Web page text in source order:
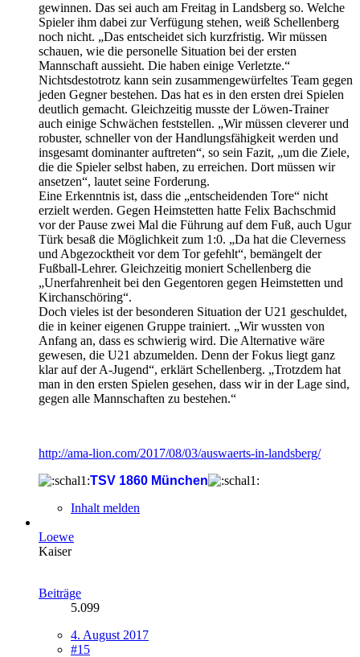
gewinnen. Das sei auch am Freitag in Landsberg so. Welche
Spieler ihm dabei zur Verfügung stehen, weiß Schellenberg
noch nicht. „Das entscheidet sich kurzfristig. Wir müssen
schauen, wie die personelle Situation bei der ersten
Mannschaft aussieht. Die haben einige Verletzte.“
Nichtsdestotrotz kann sein zusammengewürfeltes Team gegen
jeden Gegner bestehen. Das hat es in den ersten drei Spielen
deutlich gemacht. Gleichzeitig musste der Löwen-Trainer
auch einige Schwächen feststellen. „Wir müssen cleverer und
robuster, schneller von der Handlungsfähigkeit werden und
insgesamt dominanter auftreten“, so sein Fazit, „um die Ziele,
die die Spieler selbst haben, zu erreichen. Dort müssen wir
ansetzen“, lautet seine Forderung.
Eine Erkenntnis ist, dass die „entscheidenden Tore“ nicht
erzielt werden. Gegen Heimstetten hatte Felix Bachschmid
vor der Pause zwei Mal die Führung auf dem Fuß, auch Ugur
Türk besaß die Möglichkeit zum 1:0. „Da hat die Cleverness
und Abgezocktheit vor dem Tor gefehlt“, bemängelt der
Fußball-Lehrer. Gleichzeitig moniert Schellenberg die
„Unerfahrenheit bei den Gegentoren gegen Heimstetten und
Kirchanschöring“.
Doch vieles ist der besonderen Situation der U21 geschuldet,
die in keiner eigenen Gruppe trainiert. „Wir wussten von
Anfang an, dass es schwierig wird. Die Alternative wäre
gewesen, die U21 abzumelden. Denn der Fokus liegt ganz
klar auf der A-Jugend“, erklärt Schellenberg. „Trotzdem hat
man in den ersten Spielen gesehen, dass wir in der Lage sind,
gegen alle Mannschaften zu bestehen.“
http://ama-lion.com/2017/08/03/auswaerts-in-landsberg/
TSV 1860 München
Inhalt melden
Loewe
Kaiser
Beiträge
5.099
4. August 2017
#15